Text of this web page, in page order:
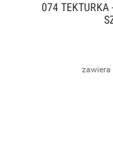
074 TEKTURKA
zawiera